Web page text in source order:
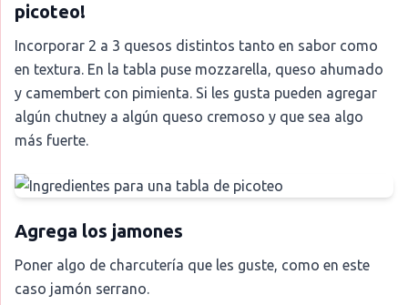
picoteo!
Incorporar 2 a 3 quesos distintos tanto en sabor como
en textura. En la tabla puse mozzarella, queso ahumado
y camembert con pimienta. Si les gusta pueden agregar
algún chutney a algún queso cremoso y que sea algo
más fuerte.
Agrega los jamones
Poner algo de charcutería que les guste, como en este
caso jamón serrano.